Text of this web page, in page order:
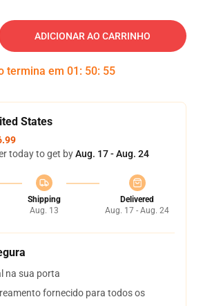
ADICIONAR AO CARRINHO
termina em 01 : 50: 54
States
today to get byAug. 17 - Aug. 24
Shipping
Aug. 13
Delivered
Aug. 17 - Aug. 24
na sua porta
fornecido para todos os